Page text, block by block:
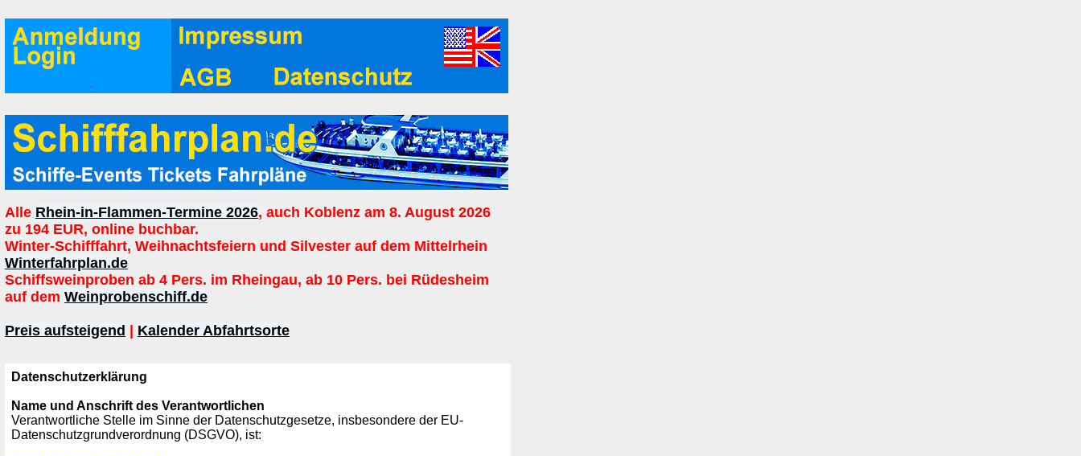
Alle Rhein-in-Flammen-Termine 2026, auch Koblenz am 8. August 2026
zu 194 EUR, online buchbar.
Winter-Schifffahrt, Weihnachtsfeiern und Silvester auf dem Mittelrhein
Winterfahrplan.de
Schiffsweinproben ab 4 Pers. im Rheingau, ab 10 Pers. bei Rüdesheim
auf dem Weinprobenschiff.de
Preis aufsteigend Kalender Abfahrtsorte
Datenschutzerklärung
Name und Anschrift des Verantwortlichen
Verantwortliche Stelle im Sinne der Datenschutzgesetze, insbesondere der EU-
Datenschutzgrundverordnung (DSGVO), ist: